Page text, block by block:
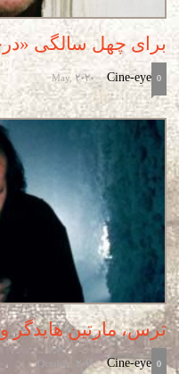
برای چهل سالگی
Cine-eye
-
May, 2020 0
ترس، مارتین
Cine-eye
-
October, 2019 0